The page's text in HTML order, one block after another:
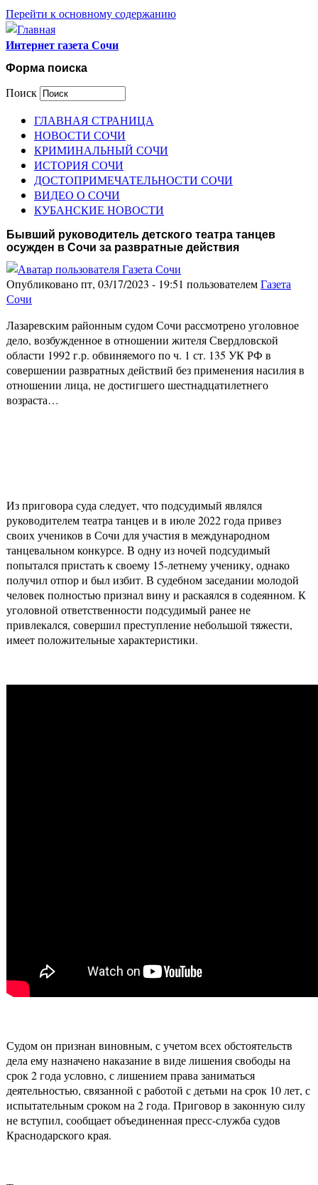
Перейти к основному содержанию
Интернет газета Сочи
Форма поиска
Поиск
ГЛАВНАЯ СТРАНИЦА
НОВОСТИ СОЧИ
КРИМИНАЛЬНЫЙ СОЧИ
ИСТОРИЯ СОЧИ
ДОСТОПРИМЕЧАТЕЛЬНОСТИ СОЧИ
ВИДЕО О СОЧИ
КУБАНСКИЕ НОВОСТИ
Бывший руководитель детского театра танцев
осужден в Сочи за развратные действия
Опубликовано пт, 03/17/2023 - 19:51 пользователемГазета
Сочи
Лазаревским районным судом Сочи рассмотрено уголовное
дело, возбужденное в отношении жителя Свердловской
области 1992 г.р. обвиняемого по ч. 1 ст. 135 УК РФ в
совершении развратных действий без применения насилия в
отношении лица, не достигшего шестнадцатилетнего
возраста…
Из приговора суда следует, что подсудимый являлся
руководителем театра танцев и в июле 2022 года привез
своих учеников в Сочи для участия в международном
танцевальном конкурсе. В одну из ночей подсудимый
попытался пристать к своему 15-летнему ученику, однако
получил отпор и был избит. В судебном заседании молодой
человек полностью признал вину и раскаялся в содеянном. К
уголовной ответственности подсудимый ранее не
привлекался, совершил преступление небольшой тяжести,
имеет положительные характеристики.
Судом он признан виновным, с учетом всех обстоятельств
дела ему назначено наказание в виде лишения свободы на
срок 2 года условно, с лишением права заниматься
деятельностью, связанной с работой с детьми на срок 10 лет, с
испытательным сроком на 2 года. Приговор в законную силу
не вступил, сообщает объединенная пресс-служба судов
Краснодарского края.